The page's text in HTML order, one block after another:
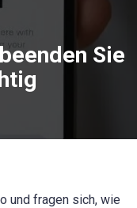
Sie
und fragen sich, wie